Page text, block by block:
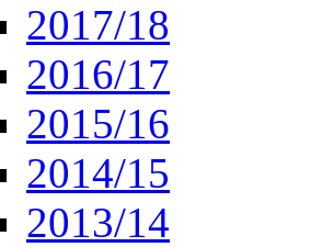
2017/18
2016/17
2015/16
2014/15
2013/14